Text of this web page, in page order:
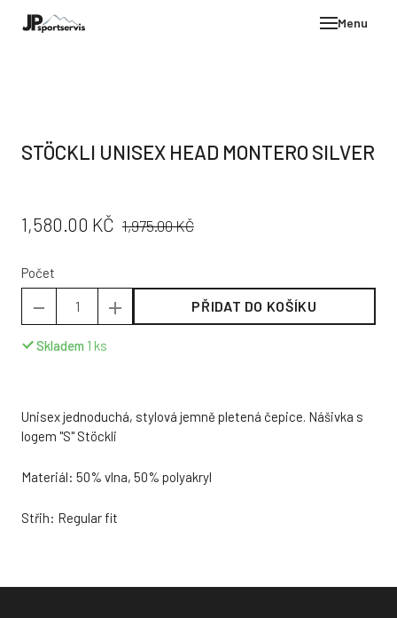
Menu
STÖCKLI UNISEX HEAD MONTERO SILVER
CENA:
1,580.00 KČ PŮVODNÍ
1,975.00 KČ
Počet
PŘIDAT DO KOŠÍKU
Skladem 1 ks
Unisex jednoduchá, stylová jemně pletená čepice. Nášivka s
logem "S" Stöckli
Materiál: 50% vlna, 50% polyakryl
Střih: Regular fit